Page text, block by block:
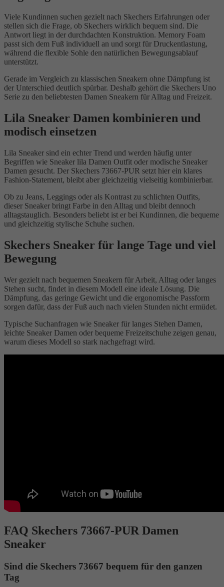
Viele Kundinnen suchen gezielt nach Skechers Erfahrungen oder
stellen sich die Frage, ob Skechers wirklich bequem sind. Die
Antwort liegt in der durchdachten Konstruktion. Memory Foam
passt sich dem Fuß individuell an und sorgt für Druckentlastung,
während die flexible Sohle den natürlichen Bewegungsablauf
unterstützt.
Gerade im Vergleich zu klassischen Sneakern ohne Dämpfung ist
der Unterschied deutlich spürbar. Deshalb gehört die Skechers Uno
Serie zu den beliebtesten Damen Sneakern für Alltag und Freizeit.
Lila Sneaker Damen kombinieren und
modisch einsetzen
Lila Sneaker sind ein echter Trend und werden häufig unter
Begriffen wie Sneaker lila Damen Outfit oder modische Sneaker
Damen gesucht. Der Skechers 73667-PUR setzt hier ein klares
Fashion-Statement, bleibt aber gleichzeitig vielseitig kombinierbar.
Ob zu Jeans, Leggings oder als Kontrast zu schlichten Outfits,
dieser Sneaker bringt Farbe in den Alltag und bleibt dennoch
alltagstauglich. Besonders beliebt ist er bei Kundinnen, die bequeme
und gleichzeitig stylische Schuhe suchen.
Skechers Sneaker für lange Tage und viel
Bewegung
Wer gezielt nach bequemen Sneakern für Arbeit, Alltag oder langes
Stehen sucht, findet in diesem Modell eine ideale Lösung. Die
Dämpfung, das geringe Gewicht und die ergonomische Passform
sorgen dafür, dass der Fuß auch nach vielen Stunden nicht ermüdet.
Typische Suchanfragen wie Sneaker für langes Stehen Damen,
leichte Sneaker Damen oder bequeme Freizeitschuhe zeigen genau,
warum dieses Modell so stark nachgefragt wird.
FAQ Skechers 73667-PUR Damen
Sneaker
Sind die Skechers 73667 bequem für den ganzen
Tag